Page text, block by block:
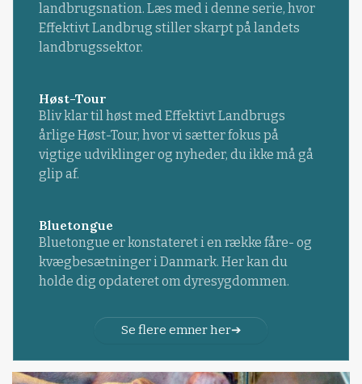
landbrugsnation. Læs med i denne serie, hvor
Effektivt Landbrug stiller skarpt på landets
landbrugssektor.
Høst-Tour
Bliv klar til høst med Effektivt Landbrugs
årlige Høst-Tour, hvor vi sætter fokus på
vigtige udviklinger og nyheder, du ikke må gå
glip af.
Bluetongue
Bluetongue er konstateret i en række fåre- og
kvægbesætninger i Danmark. Her kan du
holde dig opdateret om dyresygdommen.
Se flere emner her